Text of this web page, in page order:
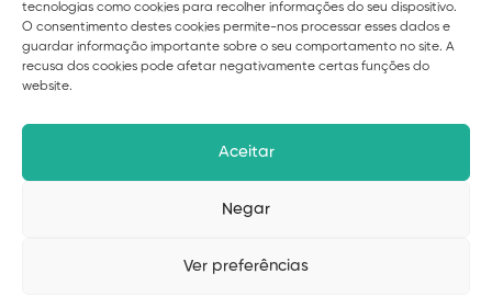
tecnologias como cookies para recolher informações do seu dispositivo.
O consentimento destes cookies permite-nos processar esses dados e
guardar informação importante sobre o seu comportamento no site. A
recusa dos cookies pode afetar negativamente certas funções do
website.
Aceitar
Negar
Ver preferências
Explora
Sobre Serviços
© 2026 Suzana Cardoso – desenvolvido por